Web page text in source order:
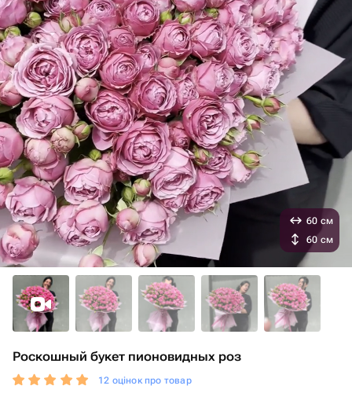
Роскошный букет пионовидных роз
12 оцінок про товар
60 см
60 см